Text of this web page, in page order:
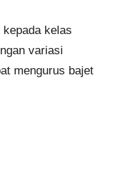
kelas
variasi
mengurus bajet